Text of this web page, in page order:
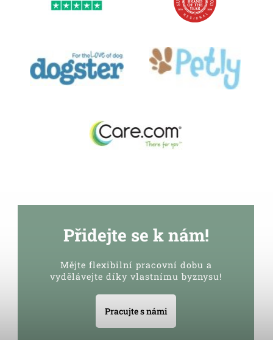
Přidejte se k nám!
Mějte flexibilní pracovní dobu a
vydělávejte díky vlastnímu byznysu!
Pracujte s námi